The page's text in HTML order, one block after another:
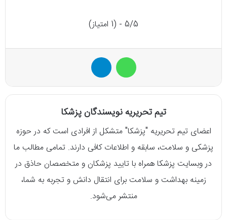
5/5 - (1 امتیاز)
واتس آپ
تیم تحریریه نویسندگان پزشکا
اعضای تیم تحریریه "پزشکا" متشکل از افرادی است که در حوزه
پزشکی و سلامت، سابقه و اطلاعات کافی دارند. تمامی مطالب ما
در وبسایت پزشکا همراه با تایید پزشکان و متخصصان حاذق در
زمینه بهداشت و سلامت برای انتقال دانش و تجربه به شما،
منتشر می‌شود.